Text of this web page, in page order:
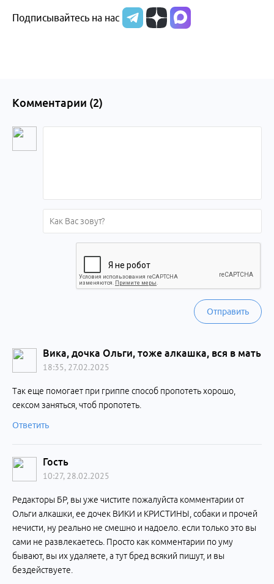
Бийске
Подписывайтесь на нас
Комментарии (2)
Отправить
Вика, дочка Ольги, тоже алкашка, вся в мать
18:35, 27.02.2025
Так еще помогает при гриппе способ пропотеть хорошо,
сексом заняться, чтоб пропотеть.
Ответить
Гость
10:27, 28.02.2025
Редакторы БР, вы уже чистите пожалуйста комментарии от
Ольги алкашки, ее дочек ВИКИ и КРИСТИНЫ, собаки и прочей
нечисти, ну реально не смешно и надоело. если только это вы
сами не развлекаетесь. Просто как комментарии по уму
бывают, вы их удаляете, а тут бред всякий пишут, и вы
бездействуете.